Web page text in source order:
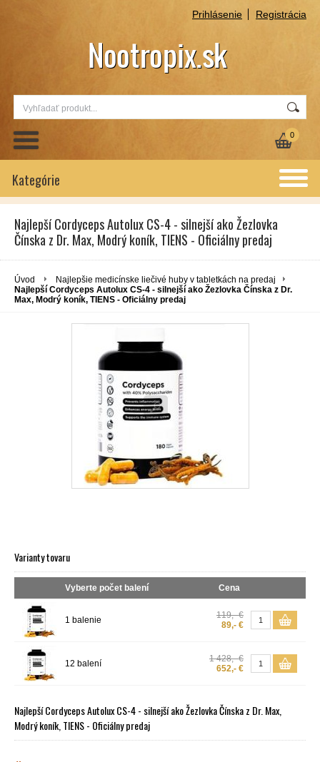
Prihlásenie Registrácia
0
Kategórie
Najlepší Cordyceps Autolux CS-4 - silnejší ako Žezlovka
Čínska z Dr. Max, Modrý koník, TIENS - Oficiálny predaj
Úvod
Najlepšie medicínske liečivé huby v tabletkách na predaj
Najlepší Cordyceps Autolux CS-4 - silnejší ako Žezlovka Čínska z Dr.
Max, Modrý koník, TIENS - Oficiálny predaj
Varianty tovaru
Vyberte počet balení Cena
1 balenie
119,- €
89,- €
12 balení
1 428,- €
652,- €
Najlepší Cordyceps Autolux CS-4 - silnejší ako Žezlovka Čínska z Dr. Max,
Modrý koník, TIENS - Oficiálny predaj